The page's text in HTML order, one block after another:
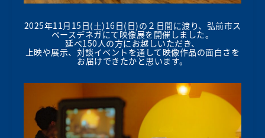
2025年11月15日(土)16日(日)の２日間に渡り、弘前市ス
ペースデネガにて映像展を開催しました。
延べ150人の方にお越しいただき、
上映や展示、対談イベントを通して映像作品の面白さを
お届けできたかと思います。